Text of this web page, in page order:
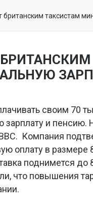
британским таксистам
БРИТАНСКИМ
своим 70
зарплату и пенсию.
Компания
оплату в размере
поднимется до
что повышения